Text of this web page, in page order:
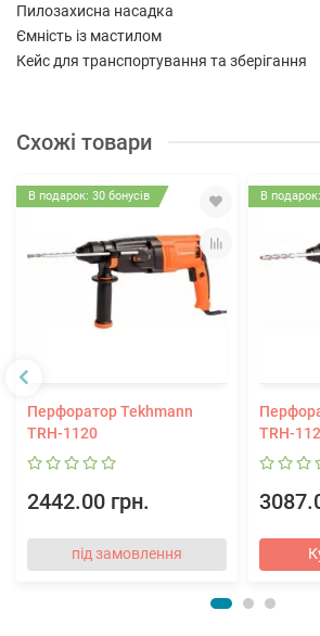
Пилозахисна насадка
Ємність із мастилом
Кейс для транспортування та зберігання
Схожі товари
В подарок: 30 бонусів
Перфоратор Tekhmann
TRH-1120
2442.00 грн.
під замовлення
В
TRH-